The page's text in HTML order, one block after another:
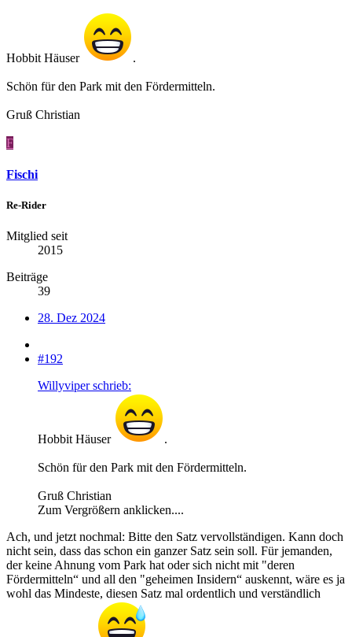
Hobbit Häuser .
Schön für den Park mit den Fördermitteln.
Gruß Christian
F
Fischi
Re-Rider
Mitglied seit
2015
Beiträge
39
28. Dez 2024
#192
Willyviper schrieb:
Hobbit Häuser .
Schön für den Park mit den Fördermitteln.
Gruß Christian
Zum Vergrößern anklicken....
Ach, und jetzt nochmal: Bitte den Satz vervollständigen. Kann doch
nicht sein, dass das schon ein ganzer Satz sein soll. Für jemanden,
der keine Ahnung vom Park hat oder sich nicht mit "deren
Fördermitteln“ und all den "geheimen Insidern“ auskennt, wäre es ja
wohl das Mindeste, diesen Satz mal ordentlich und verständlich